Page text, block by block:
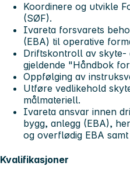
Koordinere og utvikle
(SØF).
Ivareta forsvarets
(EBA) til operative
Driftskontroll av skyte-
gjeldende "Håndbok
Oppfølging av
Utføre vedlikehold
målmateriell.
Ivareta ansvar innen
bygg, anlegg (EBA),
og overflødig EBA
Kvalifikasjoner